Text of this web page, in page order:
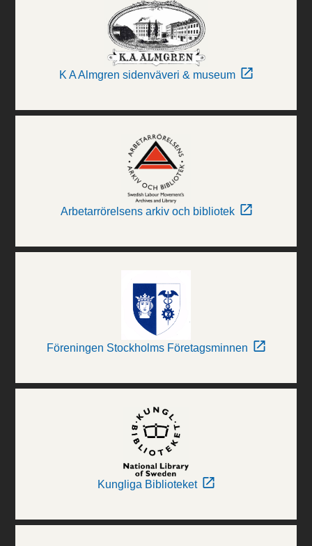
K A Almgren sidenväveri & museum
Arbetarrörelsens arkiv och bibliotek
Föreningen Stockholms Företagsminnen
Kungliga Biblioteket